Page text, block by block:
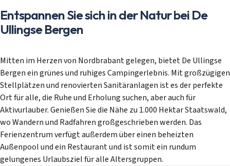
Entspannen Sie sich in der Natur bei De
Ullingse Bergen
Mitten im Herzen von Nordbrabant gelegen, bietet De Ullingse
Bergen ein grünes und ruhiges Campingerlebnis. Mit großzügigen
Stellplätzen und renovierten Sanitäranlagen ist es der perfekte
Ort für alle, die Ruhe und Erholung suchen, aber auch für
Aktivurlauber. Genießen Sie die Nähe zu 1.000 Hektar Staatswald,
wo Wandern und Radfahren großgeschrieben werden. Das
Ferienzentrum verfügt außerdem über einen beheizten
Außenpool und ein Restaurant und ist somit ein rundum
gelungenes Urlaubsziel für alle Altersgruppen.